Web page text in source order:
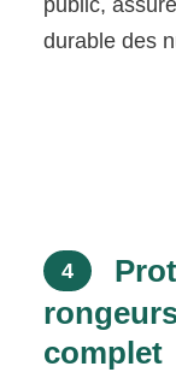
public,
durable des
4
complet